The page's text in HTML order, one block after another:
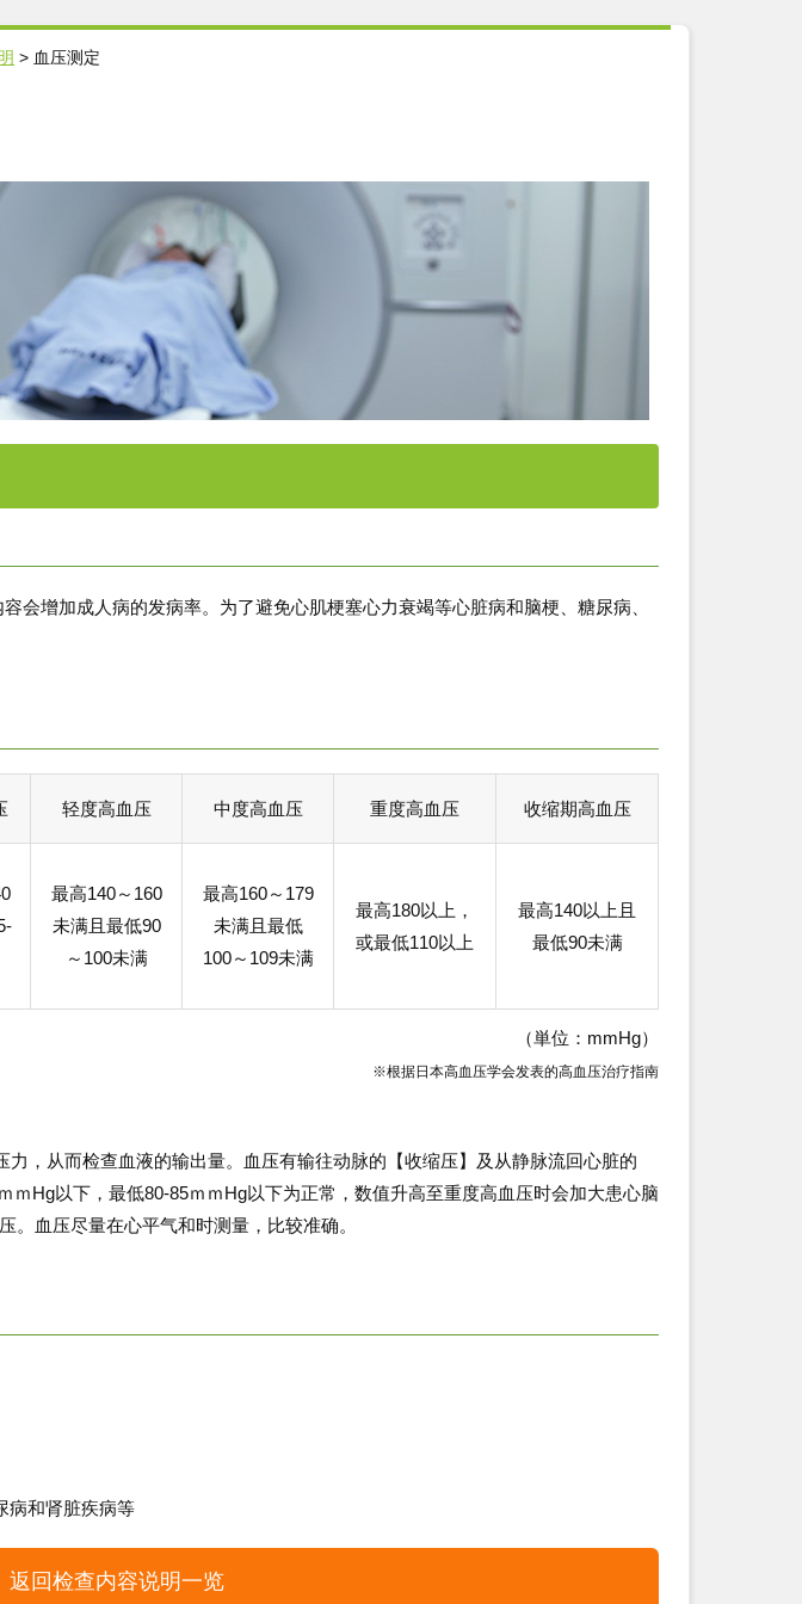
> 血压测定
会增加成人病的发病率。为了避免心肌梗塞心力衰竭等心脏病和脑梗、糖尿病、
轻度高血压 中度高血压 重度高血压 收缩期高血压
最高140～160
未满且最低90
～100未满
最高160～179
未满且最低
100～109未满
最高180以上，
或最低110以上
最高140以上且
最低90未满
（単位：mmHg）
※根据日本高血压学会发表的高血压治疗指南
，从而检查血液的输出量。血压有输往动脉的【收缩压】及从静脉流回心脏的
ｍHg以下，最低80-85ｍｍHg以下为正常，数值升高至重度高血压时会加大患心脑
。血压尽量在心平气和时测量，比较准确。
病和肾脏疾病等
返回检查内容说明一览